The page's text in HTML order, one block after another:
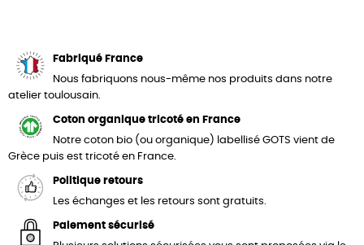
Fabriqué France
Nous fabriquons nous-même nos produits dans notre
atelier toulousain.
Coton organique tricoté en France
Notre coton bio (ou organique) labellisé GOTS vient de
Grèce puis est tricoté en France.
Politique retours
Les échanges et les retours sont gratuits.
Paiement sécurisé